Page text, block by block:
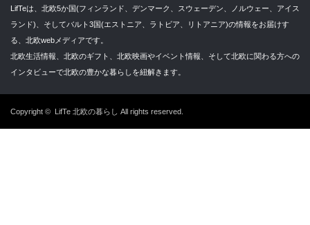
LifTeは、北欧5か国(フィンランド、デンマーク、スウェーデン、ノルウェー、アイス
ランド)、そしてバルト3国(エストニア、ラトビア、リトアニア)の情報をお届けす
る、北欧webメディアです。
北欧生活情報、北欧のギフト、北欧映画やイベント情報、そして北欧に関わる方への
インタビューで北欧の豊かな暮らしを紐解きます。
Copyright © LifTe 北欧の暮らし All rights reserved.